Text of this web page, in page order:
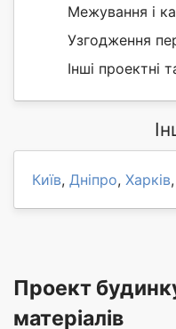
Межування і
Узгодження
Інші проектні
Київ, Дніпро, Харків,
Проект
матеріалів